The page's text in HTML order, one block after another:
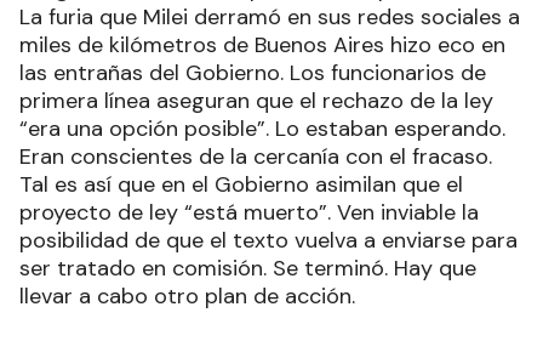
La furia que Milei derramó en sus redes sociales a
miles de kilómetros de Buenos Aires hizo eco en
las entrañas del Gobierno. Los funcionarios de
primera línea aseguran que el rechazo de la ley
“era una opción posible”. Lo estaban esperando.
Eran conscientes de la cercanía con el fracaso.
Tal es así que en el Gobierno asimilan que el
proyecto de ley “está muerto”. Ven inviable la
posibilidad de que el texto vuelva a enviarse para
ser tratado en comisión. Se terminó. Hay que
llevar a cabo otro plan de acción.